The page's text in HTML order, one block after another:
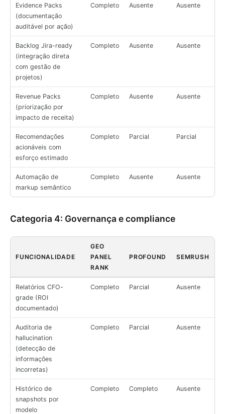
Evidence Packs
(documentação
auditável por ação)
Completo Ausente Ausente
Backlog Jira-ready
(integração direta
com gestão de
projetos)
Completo Ausente Ausente
Revenue Packs
(priorização por
impacto de receita)
Completo Ausente Ausente
Recomendações
acionáveis com
esforço estimado
Completo Parcial Parcial
Automação de
markup semântico
Completo Ausente Ausente
Categoria 4: Governança e compliance
FUNCIONALIDADE
GEO
PANEL
RANK
PROFOUND SEMRUSH
Relatórios CFO-
grade (ROI
documentado)
Completo Parcial Ausente
Auditoria de
hallucination
(detecção de
informações
incorretas)
Completo Parcial Ausente
Histórico de
snapshots por
modelo
Completo Completo Ausente